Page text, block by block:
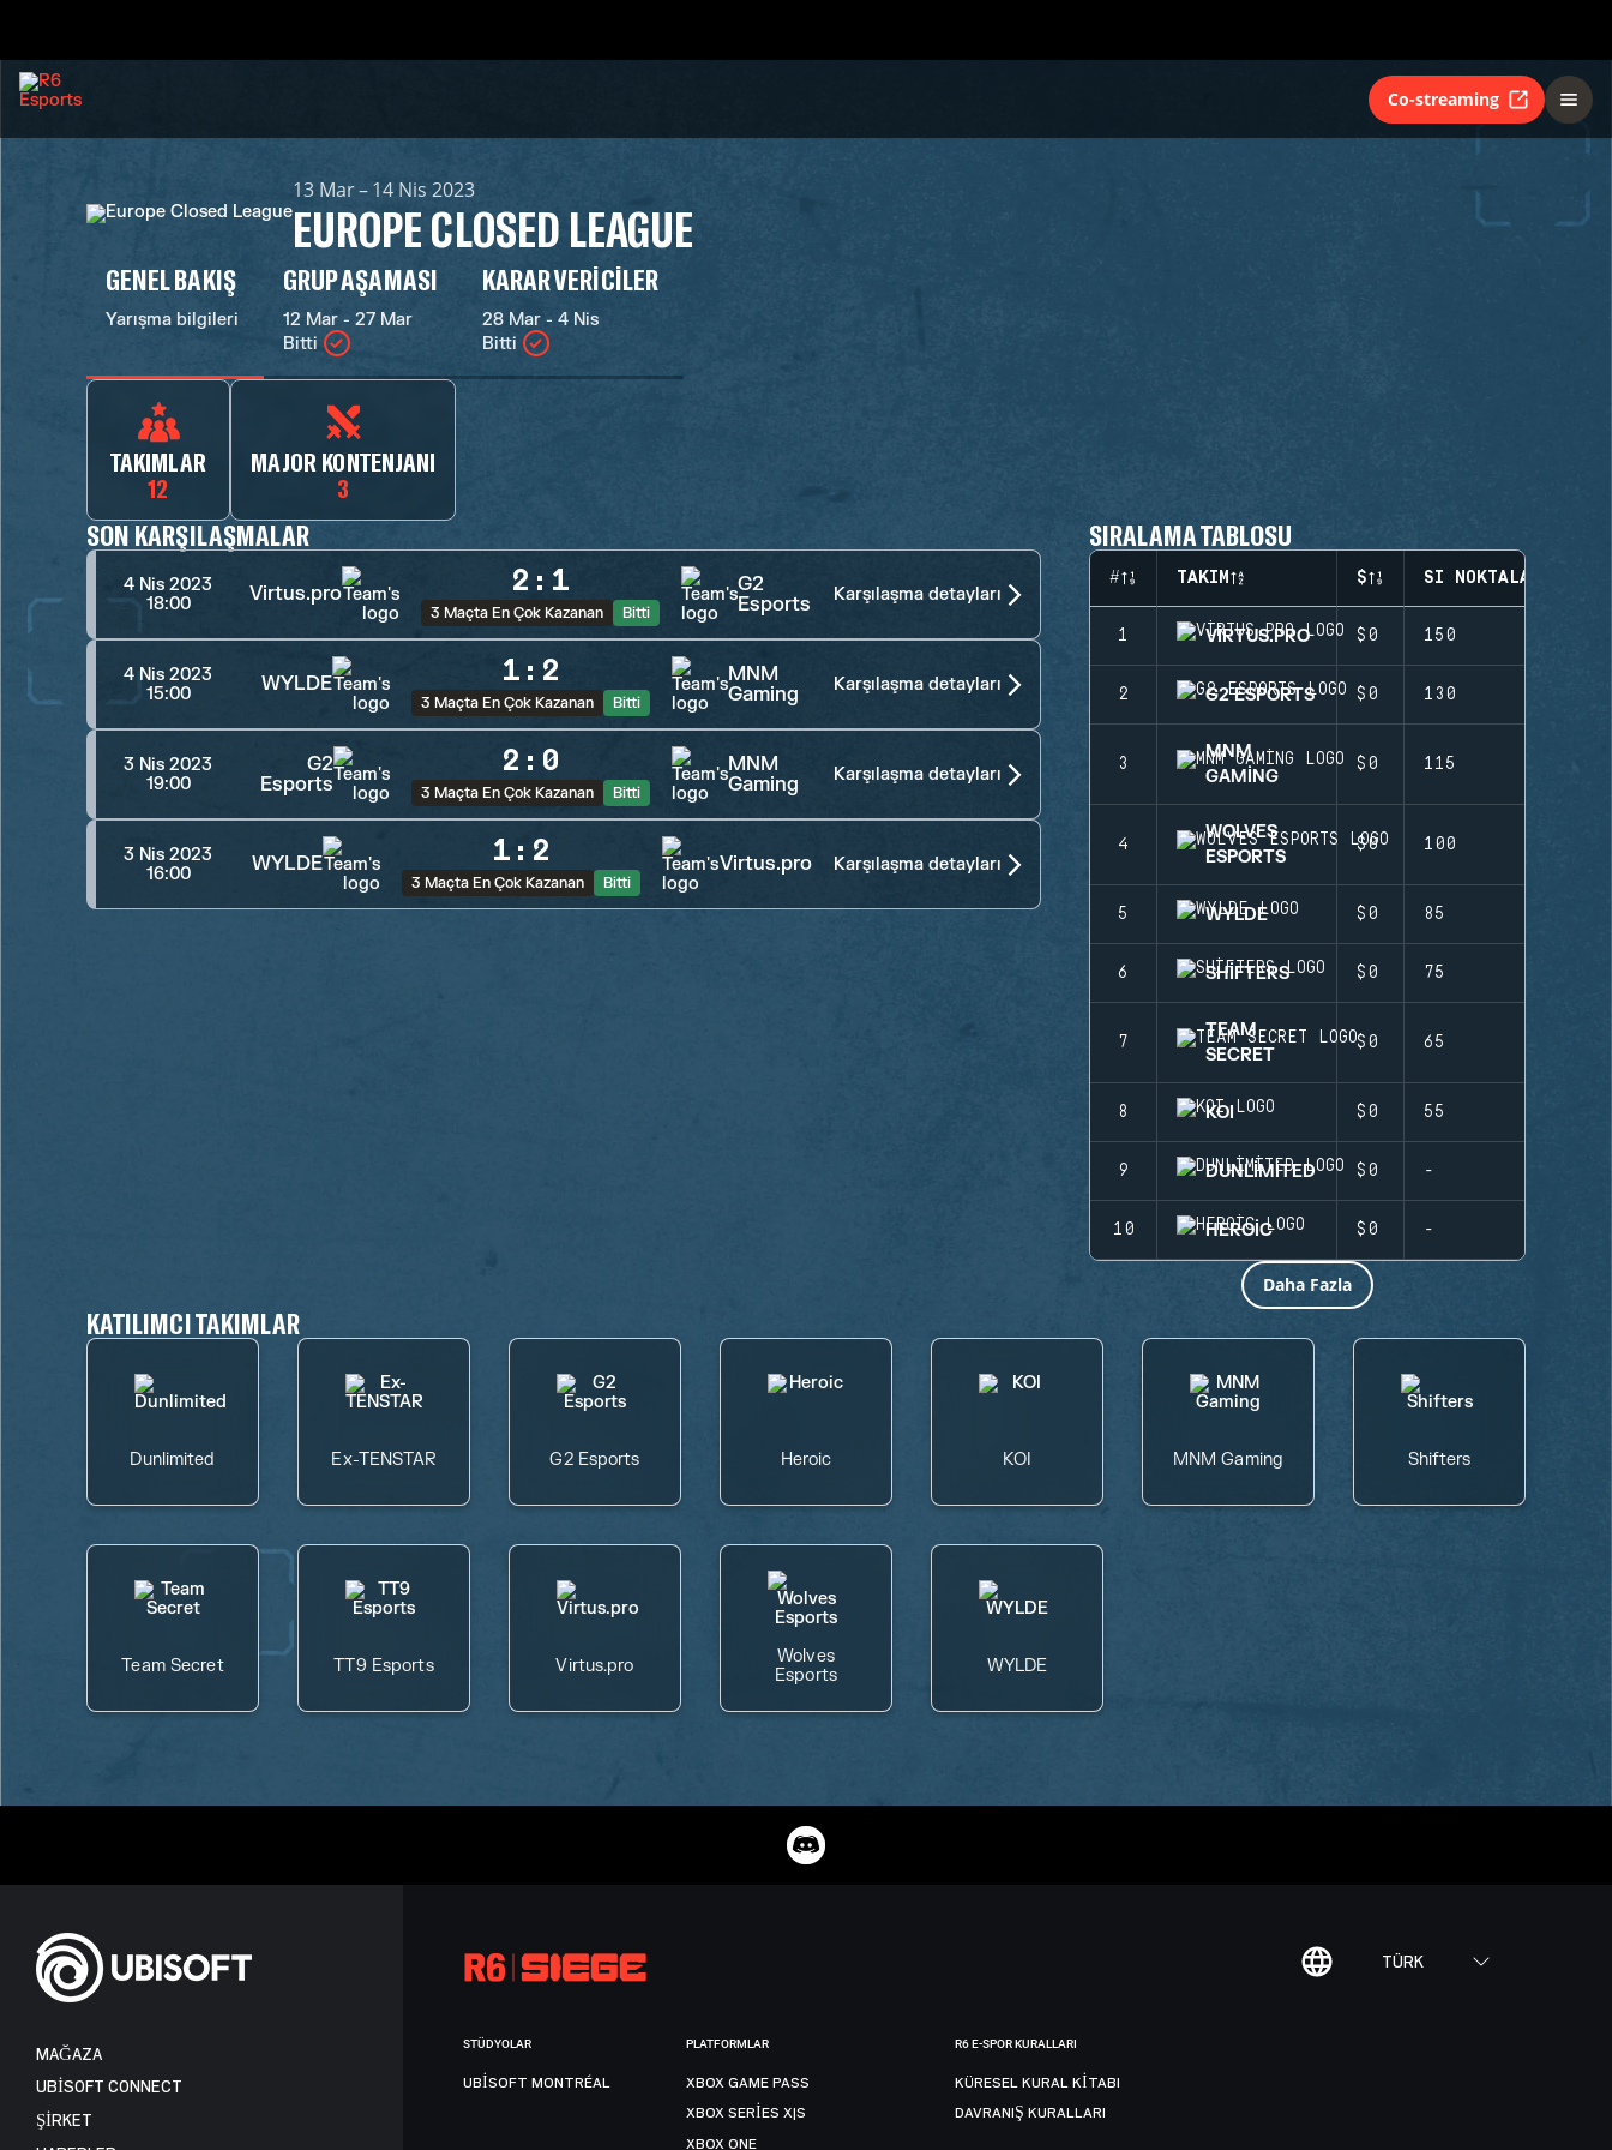
Co-streaming
13 Mar – 14 Nis 2023
EUROPE CLOSED LEAGUE
GENEL BAKIŞ
Yarışma bilgileri
GRUP AŞAMASI
12 Mar - 27 Mar
Bitti
KARAR VERICILER
28 Mar - 4 Nis
Bitti
TAKIMLAR
12
MAJOR KONTENJANI
3
SON KARŞILAŞMALAR
4 Nis 2023
18:00
Virtus.pro 2 : 1
3 Maçta En Çok Kazanan Bitti
G2
Esports
Karşılaşma detayları
4 Nis 2023
15:00
WYLDE 1 : 2
3 Maçta En Çok Kazanan Bitti
MNM
Gaming
Karşılaşma detayları
3 Nis 2023
19:00
G2
Esports
2 : 0
3 Maçta En Çok Kazanan Bitti
MNM
Gaming
Karşılaşma detayları
3 Nis 2023
16:00
WYLDE 1 : 2
3 Maçta En Çok Kazanan Bitti
Virtus.pro Karşılaşma detayları
SIRALAMA TABLOSU
# TAKIM $ SI NOKTALARI
1 VIRTUS.PRO $0 150
2 G2 ESPORTS $0 130
3
MNM
GAMING
$0 115
4
WOLVES
ESPORTS
$0 100
5 WYLDE $0 85
6 SHIFTERS $0 75
7
TEAM
SECRET
$0 65
8 KOI $0 55
9 DUNLIMITED $0 -
10 HEROIC $0 -
Daha Fazla
KATILIMCI TAKIMLAR
Dunlimited Ex-TENSTAR G2 Esports Heroic KOI MNM Gaming Shifters
Team Secret TT9 Esports Virtus.pro
Wolves
Esports
WYLDE
TÜRK
MAĞAZA
UBISOFT CONNECT
ŞİRKET
STÜDYOLAR
UBISOFT MONTRÉAL
PLATFORMLAR
XBOX GAME PASS
XBOX SERIES X|S
XBOX ONE
R6 E-SPOR KURALLARI
KÜRESEL KURAL KITABI
DAVRANIŞ KURALLARI